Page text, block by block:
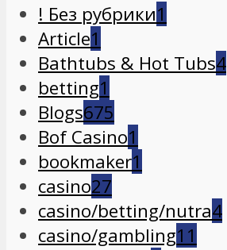
! Без рубрики1
Article1
Bathtubs & Hot Tubs4
betting1
Blogs675
Bof Casino1
bookmaker1
casino27
casino/betting/nutra4
casino/gambling11